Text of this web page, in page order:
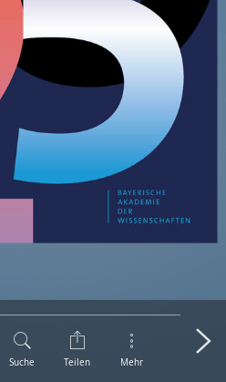
Suche Teilen Mehr